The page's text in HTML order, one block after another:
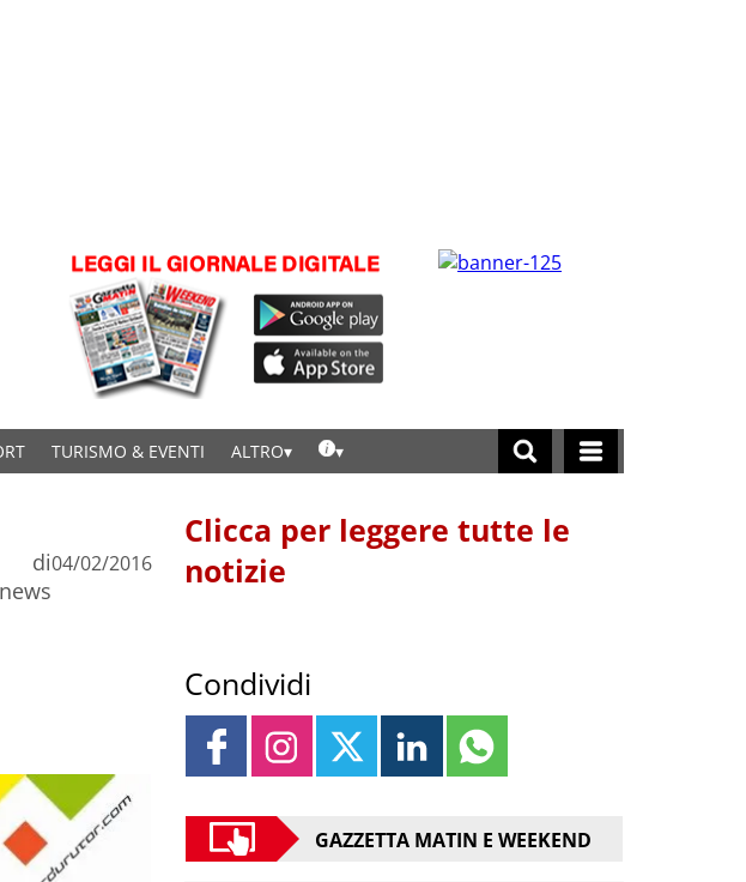
TURISMO & EVENTI ALTRO
di
news
04/02/2016
Clicca per leggere tutte le
notizie
Condividi
GAZZETTA MATIN E WEEKEND